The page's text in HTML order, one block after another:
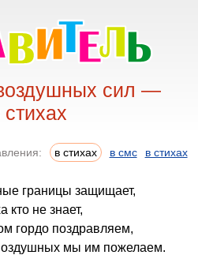
сил —
в стихах в смс в стихах
границы защищает,
кто не знает,
гордо поздравляем,
мы им пожелаем.